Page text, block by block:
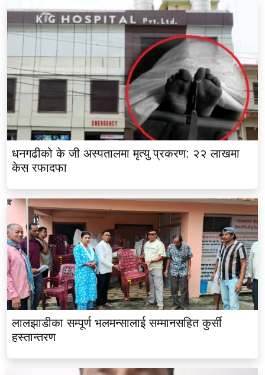
धनगढीको के जी अस्पतालमा मृत्यु प्रकरण: २२ लाखमा
केस रफादफा
लालझाडीका सम्पूर्ण भलमन्सालाई सम्मानसहित कुर्सी
हस्तान्तरण